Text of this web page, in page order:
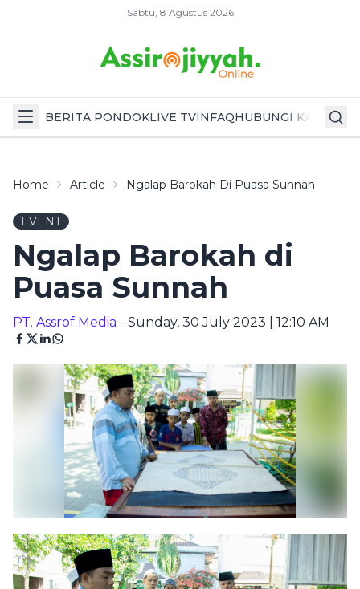
Sabtu, 8 Agustus 2026
BERITA PONDOKLIVE TVINFAQHUBUNGI KAMI
Home Article Ngalap Barokah Di Puasa Sunnah
EVENT
Ngalap Barokah di
Puasa Sunnah
PT. Assrof Media - Sunday, 30 July 2023 | 12:10 AM